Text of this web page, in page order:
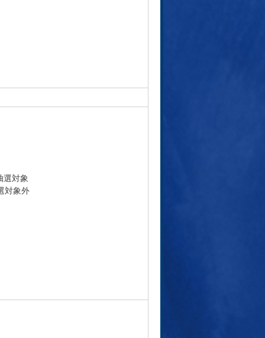
選対象
対象外